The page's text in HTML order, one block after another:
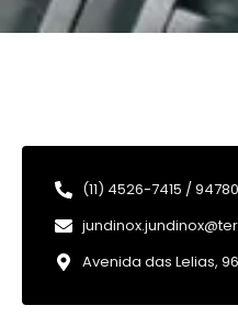
(11) 4526-7415 /
Avenida das Lelias,